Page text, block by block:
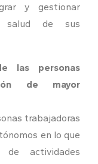
y gestionar
salud de sus
las personas
de mayor
trabajadoras
en lo que
actividades